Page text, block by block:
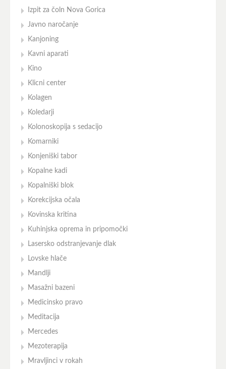
Izpit za čoln Nova Gorica
Javno naročanje
Kanjoning
Kavni aparati
Kino
Klicni center
Kolagen
Koledarji
Kolonoskopija s sedacijo
Komarniki
Konjeniški tabor
Kopalne kadi
Kopalniški blok
Korekcijska očala
Kovinska kritina
Kuhinjska oprema in pripomočki
Lasersko odstranjevanje dlak
Lovske hlače
Mandlji
Masažni bazeni
Medicinsko pravo
Meditacija
Mercedes
Mezoterapija
Mravljinci v rokah